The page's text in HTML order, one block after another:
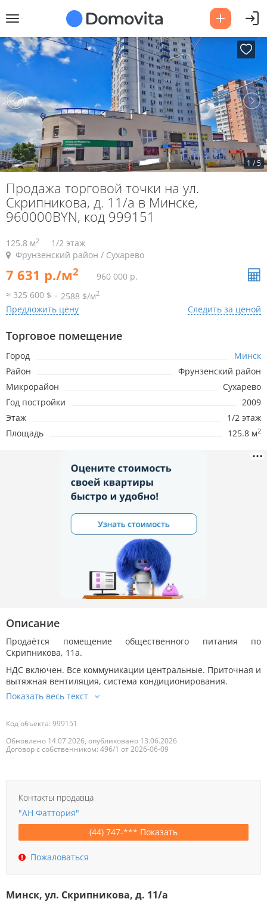
1 /5
Продажа торговой точки на ул.
Скрипникова, д. 11/а в Минске,
960000BYN, код 999151
125.8 м2
1/2 этаж
Фрунзенский район / Сухарево
7 631 р./м2
960 000 р.
≈ 325 600 $
2588 $/м2
Предложить цену Следить за ценой
Торговое помещение
Город
Минск
Район
Фрунзенский район
Микрорайон
Сухарево
Год постройки
2009
Этаж
1/2 этаж
Площадь
125.8 м2
Описание
Продаётся помещение общественного питания по
Скрипникова, 11а.
НДС включен. Все коммуникации центральные. Приточная и
вытяжная вентиляция, система кондиционирования.
Код объекта: 999151
Обновлено 14.07.2026, опубликовано 13.06.2026
Договор с собственником: 496/1 от 2026-06-09
Контакты продавца
"АН Фаттория"
(44) 747-*** Показать
Пожаловаться
Минск, ул. Скрипникова, д. 11/а